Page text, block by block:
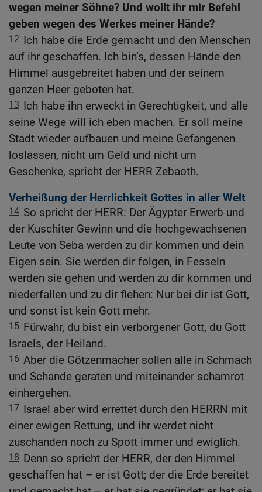
wegen meiner Söhne? Und wollt ihr mir Befehl
geben wegen des Werkes meiner Hände?
12 Ich habe die Erde gemacht und den Menschen
auf ihr geschaffen. Ich bin’s, dessen Hände den
Himmel ausgebreitet haben und der seinem
ganzen Heer geboten hat.
13 Ich habe ihn erweckt in Gerechtigkeit, und alle
seine Wege will ich eben machen. Er soll meine
Stadt wieder aufbauen und meine Gefangenen
loslassen, nicht um Geld und nicht um
Geschenke, spricht der HERR Zebaoth.
Verheißung der Herrlichkeit Gottes in aller Welt
14 So spricht der HERR: Der Ägypter Erwerb und
der Kuschiter Gewinn und die hochgewachsenen
Leute von Seba werden zu dir kommen und dein
Eigen sein. Sie werden dir folgen, in Fesseln
werden sie gehen und werden zu dir kommen und
niederfallen und zu dir flehen: Nur bei dir ist Gott,
und sonst ist kein Gott mehr.
15 Fürwahr, du bist ein verborgener Gott, du Gott
Israels, der Heiland.
16 Aber die Götzenmacher sollen alle in Schmach
und Schande geraten und miteinander schamrot
einhergehen.
17 Israel aber wird errettet durch den HERRN mit
einer ewigen Rettung, und ihr werdet nicht
zuschanden noch zu Spott immer und ewiglich.
18 Denn so spricht der HERR, der den Himmel
geschaffen hat – er ist Gott; der die Erde bereitet